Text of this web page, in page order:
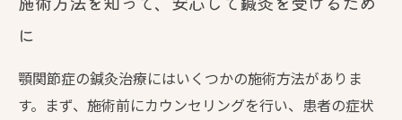
に
顎関節症の鍼灸治療にはいくつかの施術方法がありま
す。まず、施術前にカウンセリングを行い、患者の症状